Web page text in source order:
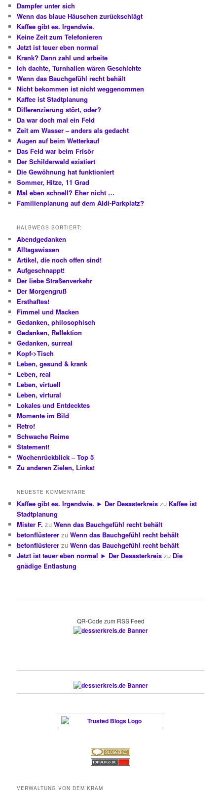
Dampfer unter sich
Wenn das blaue Häuschen zurückschlägt
Kaffee gibt es. Irgendwie.
Keine Zeit zum Telefonieren
Jetzt ist teuer eben normal
Krank? Dann zahl und arbeite
Ich dachte, Turnhallen wären Geschichte
Wenn das Bauchgefühl recht behält
Nicht bekommen ist nicht weggenommen
Kaffee ist Stadtplanung
Differenzierung stört, oder?
Da war doch mal ein Feld
Zeit am Wasser – anders als gedacht
Augen auf beim Wetterkauf
Das Feld war beim Frisör
Der Schilderwald existiert
Die Gewöhnung hat funktioniert
Sommer, Hitze, 11 Grad
Mal eben schnell? Eher nicht …
Familienplanung auf dem Aldi-Parkplatz?
HALBWEGS SORTIERT:
Abendgedanken
Alltagswissen
Artikel, die noch offen sind!
Aufgeschnappt!
Der liebe Straßenverkehr
Der Morgengruß
Ersthaftes!
Fimmel und Macken
Gedanken, philosophisch
Gedanken, Reflektion
Gedanken, surreal
Kopf->Tisch
Leben, gesund & krank
Leben, real
Leben, virtuell
Leben, virtural
Lokales und Entdecktes
Momente im Bild
Retro!
Schwache Reime
Statement!
Wochenrückblick – Top 5
Zu anderen Zielen, Links!
NEUESTE KOMMENTARE
Kaffee gibt es. Irgendwie. ► Der Desasterkreis zu Kaffee ist
Stadtplanung
Mister F. zuWenn das Bauchgefühl recht behält
betonflüsterer zuWenn das Bauchgefühl recht behält
betonflüsterer zuWenn das Bauchgefühl recht behält
Jetzt ist teuer eben normal ► Der Desasterkreis zu Die
gnädige Entlastung
QR-Code zum RSS Feed
VERWALTUNG VON DEM KRAM